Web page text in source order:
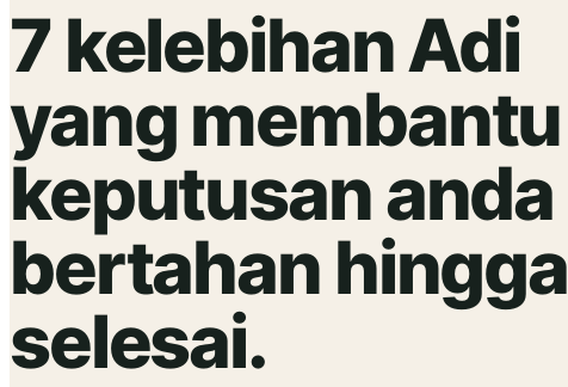
7 kelebihan Adi
yang membantu
keputusan anda
bertahan hingga
selesai.